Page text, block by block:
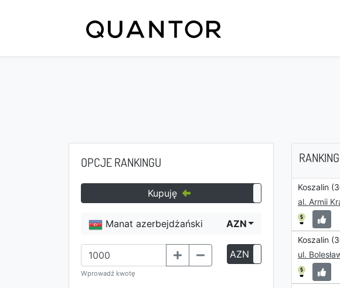
OPCJE RANKINGU
Kupuję
Manat azerbejdżański AZN
Wprowadź kwotę
AZN
Koszalin
al. Armii
Koszalin
ul.